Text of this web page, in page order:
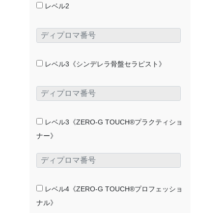
レベル2
レベル3《シンデレラ骨盤セラピスト》
レベル3《ZERO-G TOUCH®プラクティショ
ナー》
レベル4《ZERO-G TOUCH®プロフェッショ
ナル》